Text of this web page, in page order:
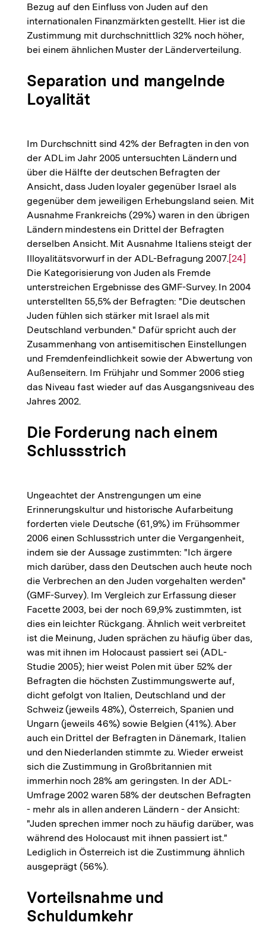
Fußnote
Bezug auf den Einfluss von Juden auf den
internationalen Finanzmärkten gestellt. Hier ist die
Zustimmung mit durchschnittlich 32% noch höher,
bei einem ähnlichen Muster der Länderverteilung.
Separation und mangelnde
Loyalität
Im Durchschnitt sind 42% der Befragten in den von
der ADL im Jahr 2005 untersuchten Ländern und
über die Hälfte der deutschen Befragten der
Ansicht, dass Juden loyaler gegenüber Israel als
gegenüber dem jeweiligen Erhebungsland seien. Mit
Ausnahme Frankreichs (29%) waren in den übrigen
Ländern mindestens ein Drittel der Befragten
derselben Ansicht. Mit Ausnahme Italiens steigt der
Illoyalitätsvorwurf in der ADL-Befragung 2007.Zur
der
Fußnote
[24]
Die Kategorisierung von Juden als Fremde
unterstreichen Ergebnisse des GMF-Survey. In 2004
unterstellten 55,5% der Befragten: "Die deutschen
Juden fühlen sich stärker mit Israel als mit
Deutschland verbunden." Dafür spricht auch der
Zusammenhang von antisemitischen Einstellungen
und Fremdenfeindlichkeit sowie der Abwertung von
Außenseitern. Im Frühjahr und Sommer 2006 stieg
das Niveau fast wieder auf das Ausgangsniveau des
Jahres 2002.
Die Forderung nach einem
Schlussstrich
Ungeachtet der Anstrengungen um eine
Erinnerungskultur und historische Aufarbeitung
forderten viele Deutsche (61,9%) im Frühsommer
2006 einen Schlussstrich unter die Vergangenheit,
indem sie der Aussage zustimmten: "Ich ärgere
mich darüber, dass den Deutschen auch heute noch
die Verbrechen an den Juden vorgehalten werden"
(GMF-Survey). Im Vergleich zur Erfassung dieser
Facette 2003, bei der noch 69,9% zustimmten, ist
dies ein leichter Rückgang. Ähnlich weit verbreitet
ist die Meinung, Juden sprächen zu häufig über das,
was mit ihnen im Holocaust passiert sei (ADL-
Studie 2005); hier weist Polen mit über 52% der
Befragten die höchsten Zustimmungswerte auf,
dicht gefolgt von Italien, Deutschland und der
Schweiz (jeweils 48%), Österreich, Spanien und
Ungarn (jeweils 46%) sowie Belgien (41%). Aber
auch ein Drittel der Befragten in Dänemark, Italien
und den Niederlanden stimmte zu. Wieder erweist
sich die Zustimmung in Großbritannien mit
immerhin noch 28% am geringsten. In der ADL-
Umfrage 2002 waren 58% der deutschen Befragten
- mehr als in allen anderen Ländern - der Ansicht:
"Juden sprechen immer noch zu häufig darüber, was
während des Holocaust mit ihnen passiert ist."
Lediglich in Österreich ist die Zustimmung ähnlich
ausgeprägt (56%).
Vorteilsnahme und
Schuldumkehr